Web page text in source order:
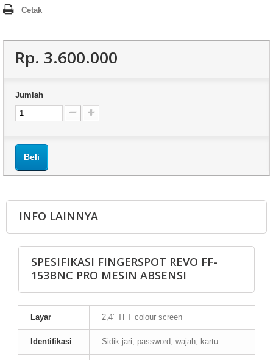
Cetak
Rp‎. 3.600.000
Jumlah
Beli
INFO LAINNYA
SPESIFIKASI FINGERSPOT REVO FF-
153BNC PRO MESIN ABSENSI
Layar 2,4” TFT colour screen
Identifikasi Sidik jari, password, wajah, kartu